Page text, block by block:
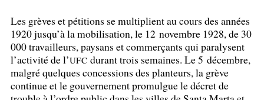
Les grèves et pétitions se multiplient au cours des années
1920 jusqu’à la mobilisation, le 12 novembre 1928, de 30
000 travailleurs, paysans et commerçants qui paralysent
l’activité de l’UFC durant trois semaines. Le 5 décembre,
malgré quelques concessions des planteurs, la grève
continue et le gouvernement promulgue le décret de